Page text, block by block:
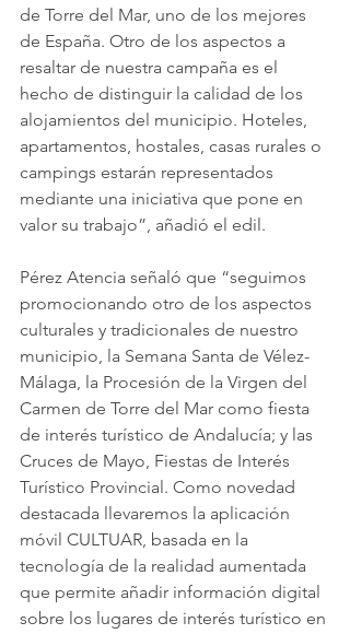
de Torre del Mar, uno de los mejores
de España. Otro de los aspectos a
resaltar de nuestra campaña es el
hecho de distinguir la calidad de los
alojamientos del municipio. Hoteles,
apartamentos, hostales, casas rurales o
campings estarán representados
mediante una iniciativa que pone en
valor su trabajo”, añadió el edil.
Pérez Atencia señaló que “seguimos
promocionando otro de los aspectos
culturales y tradicionales de nuestro
municipio, la Semana Santa de Vélez-
Málaga, la Procesión de la Virgen del
Carmen de Torre del Mar como fiesta
de interés turístico de Andalucía; y las
Cruces de Mayo, Fiestas de Interés
Turístico Provincial. Como novedad
destacada llevaremos la aplicación
móvil CULTUAR, basada en la
tecnología de la realidad aumentada
que permite añadir información digital
sobre los lugares de interés turístico en